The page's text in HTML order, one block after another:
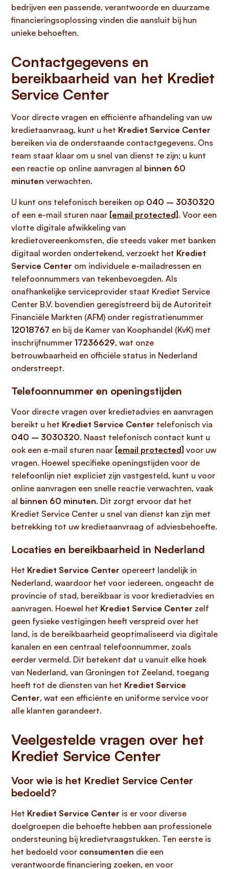
bedrijven een passende, verantwoorde en duurzame
financieringsoplossing vinden die aansluit bij hun
unieke behoeften.
Contactgegevens en
bereikbaarheid van het Krediet
Service Center
Voor directe vragen en efficiënte afhandeling van uw
kredietaanvraag, kunt u het Krediet Service Center
bereiken via de onderstaande contactgegevens. Ons
team staat klaar om u snel van dienst te zijn; u kunt
een reactie op online aanvragen al binnen 60
minuten verwachten.
U kunt ons telefonisch bereiken op 040 – 3030320
of een e-mail sturen naar [email protected] . Voor een
vlotte digitale afwikkeling van
kredietovereenkomsten, die steeds vaker met banken
digitaal worden ondertekend, verzoekt het Krediet
Service Center om individuele e-mailadressen en
telefoonnummers van tekenbevoegden. Als
onafhankelijke serviceprovider staat Krediet Service
Center B.V. bovendien geregistreerd bij de Autoriteit
Financiële Markten (AFM) onder registratienummer
12018767 en bij de Kamer van Koophandel (KvK) met
inschrijfnummer 17236629, wat onze
betrouwbaarheid en officiële status in Nederland
onderstreept.
Telefoonnummer en openingstijden
Voor directe vragen over kredietadvies en aanvragen
bereikt u het Krediet Service Center telefonisch via
040 – 3030320. Naast telefonisch contact kunt u
ook een e-mail sturen naar [email protected] voor uw
vragen. Hoewel specifieke openingstijden voor de
telefoonlijn niet expliciet zijn vastgesteld, kunt u voor
online aanvragen een snelle reactie verwachten, vaak
al binnen 60 minuten. Dit zorgt ervoor dat het
Krediet Service Center u snel van dienst kan zijn met
betrekking tot uw kredietaanvraag of adviesbehoefte.
Locaties en bereikbaarheid in Nederland
Het Krediet Service Center opereert landelijk in
Nederland, waardoor het voor iedereen, ongeacht de
provincie of stad, bereikbaar is voor kredietadvies en
aanvragen. Hoewel het Krediet Service Center zelf
geen fysieke vestigingen heeft verspreid over het
land, is de bereikbaarheid geoptimaliseerd via digitale
kanalen en een centraal telefoonnummer, zoals
eerder vermeld. Dit betekent dat u vanuit elke hoek
van Nederland, van Groningen tot Zeeland, toegang
heeft tot de diensten van het Krediet Service
Center, wat een efficiënte en uniforme service voor
alle klanten garandeert.
Veelgestelde vragen over het
Krediet Service Center
Voor wie is het Krediet Service Center
bedoeld?
Het Krediet Service Center is er voor diverse
doelgroepen die behoefte hebben aan professionele
ondersteuning bij kredietvraagstukken. Ten eerste is
het bedoeld voor consumenten die een
verantwoorde financiering zoeken, en voor